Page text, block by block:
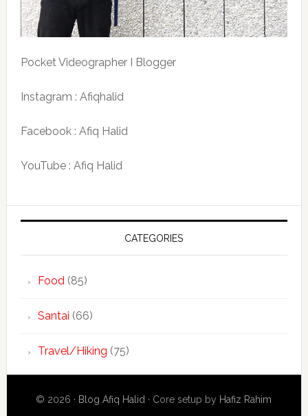
Pocket Videographer I Blogger
Instagram : Afiqhalid
Facebook : Afiq Halid
YouTube : Afiq Halid
CATEGORIES
Food(85)
Santai (66)
Travel/Hiking (75)
© 2026 · Blog Afiq Halid · Core setup by Hafiz Rahim